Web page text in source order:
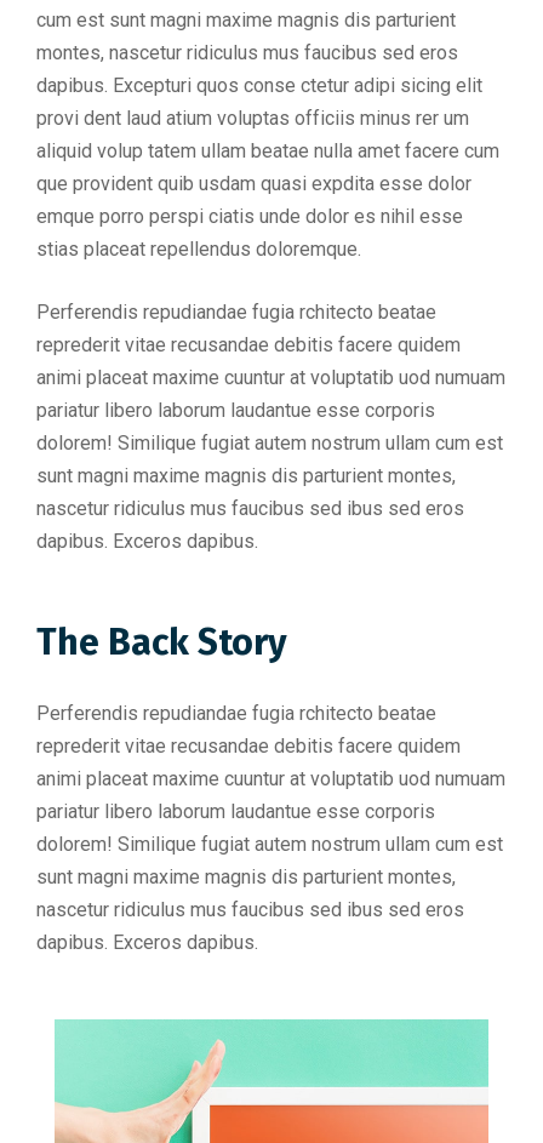
cum est sunt magni maxime magnis dis parturient
montes, nascetur ridiculus mus faucibus sed eros
dapibus. Excepturi quos conse ctetur adipi sicing elit
provi dent laud atium voluptas officiis minus rer um
aliquid volup tatem ullam beatae nulla amet facere cum
que provident quib usdam quasi expdita esse dolor
emque porro perspi ciatis unde dolor es nihil esse
stias placeat repellendus doloremque.
Perferendis repudiandae fugia rchitecto beatae
reprederit vitae recusandae debitis facere quidem
animi placeat maxime cuuntur at voluptatib uod numuam
pariatur libero laborum laudantue esse corporis
dolorem! Similique fugiat autem nostrum ullam cum est
sunt magni maxime magnis dis parturient montes,
nascetur ridiculus mus faucibus sed ibus sed eros
dapibus. Exceros dapibus.
The Back Story
Perferendis repudiandae fugia rchitecto beatae
reprederit vitae recusandae debitis facere quidem
animi placeat maxime cuuntur at voluptatib uod numuam
pariatur libero laborum laudantue esse corporis
dolorem! Similique fugiat autem nostrum ullam cum est
sunt magni maxime magnis dis parturient montes,
nascetur ridiculus mus faucibus sed ibus sed eros
dapibus. Exceros dapibus.